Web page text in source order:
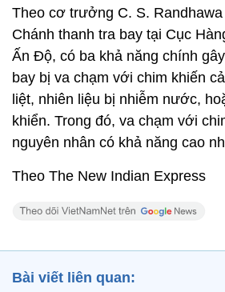
Theo cơ trưởng C. S.
Chánh thanh tra bay tại Cục
Ấn Độ, có ba khả năng chính
bay bị va chạm với chim khiến
liệt, nhiên liệu bị nhiễm nước,
khiển. Trong đó, va chạm với
nguyên nhân có khả năng cao
Theo The New Indian Express
Bài viết liên quan: